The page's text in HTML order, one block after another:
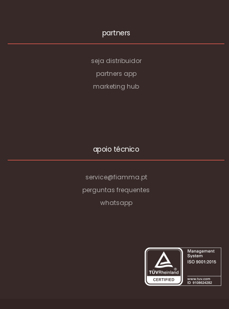
partners
seja distribuidor
partners app
marketing hub
apoio técnico
service@fiamma.pt
perguntas frequentes
whatsapp